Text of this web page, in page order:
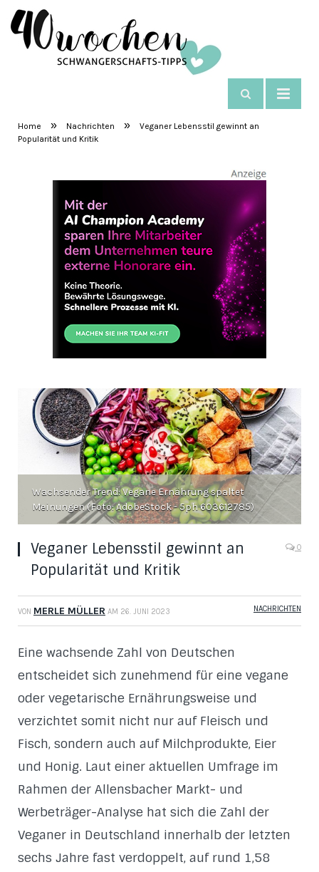
SchwangerschaftsTipps
Home » Nachrichten »
Veganer Lebensstil gewinnt an
Popularität und Kritik
Wachsender Trend: Vegane Ernährung spaltet
Meinungen (Foto: AdobeStock - 5ph 603612785)
Veganer Lebensstil gewinnt an
Popularität und Kritik
0
VON MERLE MÜLLER AM 26. JUNI 2023 NACHRICHTEN
Eine wachsende Zahl von Deutschen
entscheidet sich zunehmend für eine vegane
oder vegetarische Ernährungsweise und
verzichtet somit nicht nur auf Fleisch und
Fisch, sondern auch auf Milchprodukte, Eier
und Honig. Laut einer aktuellen Umfrage im
Rahmen der Allensbacher Markt- und
Werbeträger-Analyse hat sich die Zahl der
Veganer in Deutschland innerhalb der letzten
sechs Jahre fast verdoppelt, auf rund 1,58